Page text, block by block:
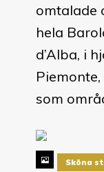
omtalade
hela
d’Alba, i
som
Sköna